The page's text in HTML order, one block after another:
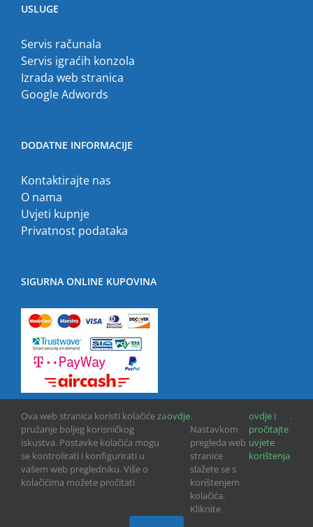
USLUGE
Servis računala
Servis igraćih konzola
Izrada web stranica
Google Adwords
DODATNE INFORMACIJE
Kontaktirajte nas
O nama
Uvjeti kupnje
Privatnost podataka
SIGURNA ONLINE KUPOVINA
2026 | GPU INFO d.o.o. | All Rights Reserved
Ova web stranica koristi kolačiće za
pružanje boljeg korisničkog
iskustva. Postavke kolačića mogu
se kontrolirati i konfigurirati u
vašem web pregledniku. Više o
kolačićima možete pročitati
ovdje.
Nastavkom
pregleda web
stranice
slažete se s
korištenjem
kolačića.
Kliknite
ovdje i
pročitajte
uvjete
korištenja
.